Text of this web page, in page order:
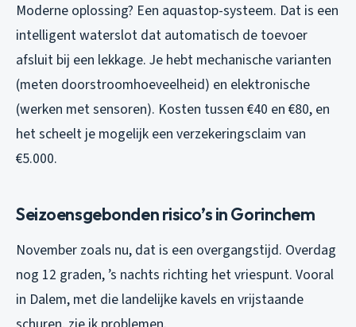
Moderne oplossing? Een aquastop-systeem. Dat is een
intelligent waterslot dat automatisch de toevoer
afsluit bij een lekkage. Je hebt mechanische varianten
(meten doorstroomhoeveelheid) en elektronische
(werken met sensoren). Kosten tussen €40 en €80, en
het scheelt je mogelijk een verzekeringsclaim van
€5.000.
Seizoensgebonden risico’s in Gorinchem
November zoals nu, dat is een overgangstijd. Overdag
nog 12 graden, ’s nachts richting het vriespunt. Vooral
in Dalem, met die landelijke kavels en vrijstaande